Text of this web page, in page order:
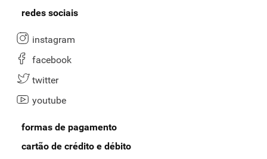
redes sociais
instagram
facebook
twitter
youtube
formas de pagamento
cartão de crédito e débito